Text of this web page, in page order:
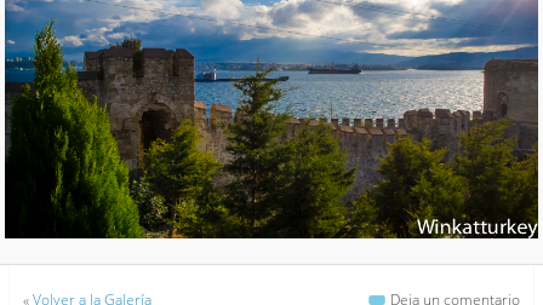
«Volver a la Galería Deja un comentario